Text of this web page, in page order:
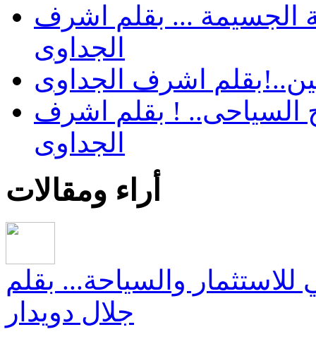
الجسيمة ... بقلم اشرف
الجداوى
اشرف الجداوى
السياحى.. ! بقلم اشرف
الجداوى
أراء ومقالات
‬والسياحة... بقلم
جلال دويدار